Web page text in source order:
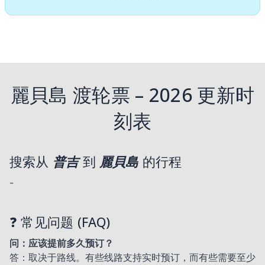
麗貝島 渡轮票 – 2026 更新时
刻表
搜索从 普吉到 麗貝島 的行程
-
❓ 常见问题 (FAQ)
问：应该提前多久预订？
答：取决于路线。有些线路支持实时预订，而有些需要至少